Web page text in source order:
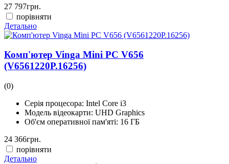
27 797грн.
порівняти
Детально
Комп'ютер Vinga Mini PC V656
(V6561220P.16256)
(0)
Серія процесора: Intel Core i3
Модель відеокарти: UHD Graphics
Об'єм оперативної пам'яті: 16 ГБ
24 366грн.
порівняти
Детально